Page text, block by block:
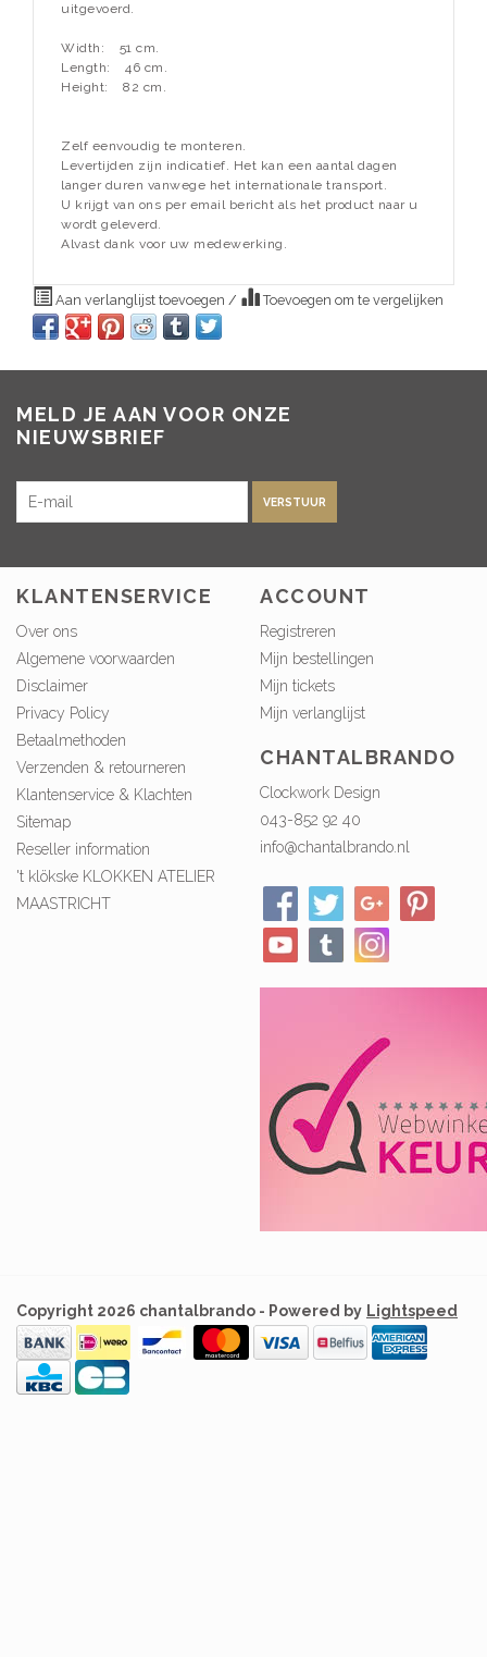
uitgevoerd.
Width:
51 cm.
Length:
46 cm.
Height:
82 cm.
Zelf eenvoudig te monteren.
Levertijden zijn indicatief. Het kan een aantal dagen
langer duren vanwege het internationale transport.
U krijgt van ons per email bericht als het product naar u
wordt geleverd.
Alvast dank voor uw medewerking.
Aan verlanglijst toevoegen / Toevoegen om te vergelijken
MELD JE AAN VOOR ONZE
NIEUWSBRIEF
VERSTUUR
KLANTENSERVICE
Over ons
Algemene voorwaarden
Disclaimer
Privacy Policy
Betaalmethoden
Verzenden & retourneren
Klantenservice & Klachten
Sitemap
Reseller information
't klökske KLOKKEN ATELIER
MAASTRICHT
ACCOUNT
Registreren
Mijn bestellingen
Mijn tickets
Mijn verlanglijst
CHANTALBRANDO
Clockwork Design
043-852 92 40
info@chantalbrando.nl
Copyright 2026 chantalbrando - Powered by Lightspeed